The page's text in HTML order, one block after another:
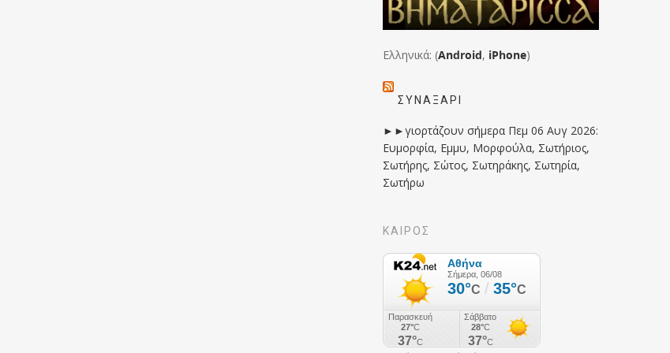
Ελληνικά: (Android, iPhone)
ΣΥΝΑΞΆΡΙ
►►γιορτάζουν σήμερα Πεμ 06 Αυγ 2026:
Ευμορφία, Εμμυ, Μορφούλα, Σωτήριος,
Σωτήρης, Σώτος, Σωτηράκης, Σωτηρία,
Σωτήρω
ΚΑΙΡΟΣ